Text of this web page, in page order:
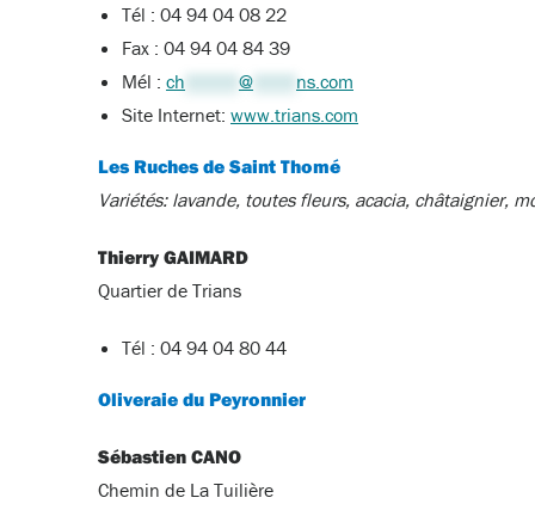
Tél : 04 94 04 08 22
Fax : 04 94 04 84 39
Mél : ch ***** @ **** ns.com
Site Internet: www.trians.com
Les Ruches de Saint Thomé
Variétés: lavande, toutes fleurs, acacia, châtaignier,
Thierry GAIMARD
Quartier de Trians
Tél : 04 94 04 80 44
Oliveraie du Peyronnier
Sébastien CANO
Chemin de La Tuilière